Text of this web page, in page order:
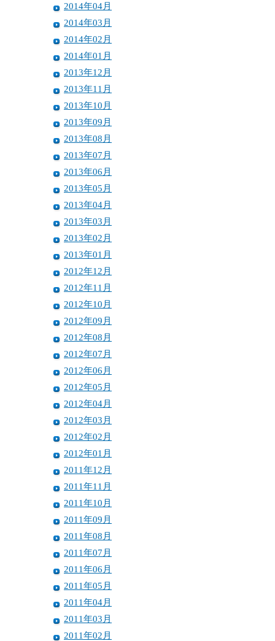
2014年04月
2014年03月
2014年02月
2014年01月
2013年12月
2013年11月
2013年10月
2013年09月
2013年08月
2013年07月
2013年06月
2013年05月
2013年04月
2013年03月
2013年02月
2013年01月
2012年12月
2012年11月
2012年10月
2012年09月
2012年08月
2012年07月
2012年06月
2012年05月
2012年04月
2012年03月
2012年02月
2012年01月
2011年12月
2011年11月
2011年10月
2011年09月
2011年08月
2011年07月
2011年06月
2011年05月
2011年04月
2011年03月
2011年02月